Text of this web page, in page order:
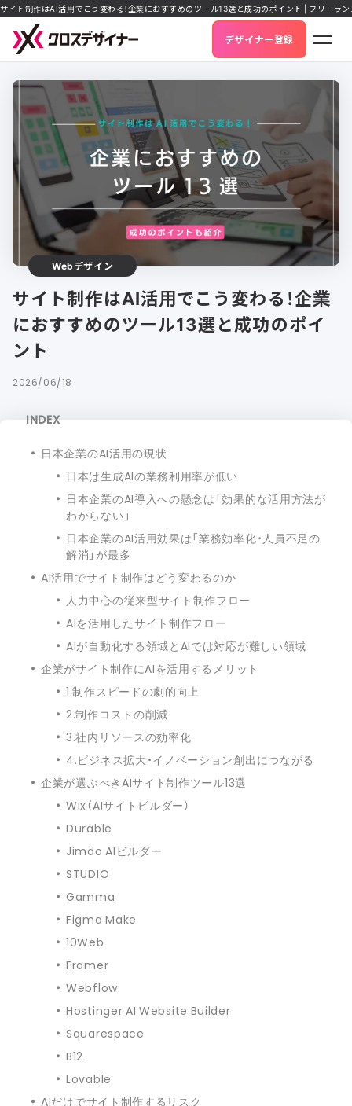
サイト制作はAI活用でこう変わる！企業におすすめのツール13選と成功のポイント | フリーラ
デザイナー登録
Webデザイン
サイト制作はAI活用でこう変わる！企業
におすすめのツール13選と成功のポイ
ント
2026/06/18
INDEX
日本企業のAI活用の現状
日本は生成AIの業務利用率が低い
日本企業のAI導入への懸念は「効果的な活用方法が
わからない」
日本企業のAI活用効果は「業務効率化・人員不足の
解消」が最多
AI活用でサイト制作はどう変わるのか
人力中心の従来型サイト制作フロー
AIを活用したサイト制作フロー
AIが自動化する領域とAIでは対応が難しい領域
企業がサイト制作にAIを活用するメリット
1.制作スピードの劇的向上
2.制作コストの削減
3.社内リソースの効率化
4.ビジネス拡大・イノベーション創出につながる
企業が選ぶべきAIサイト制作ツール13選
Wix（AIサイトビルダー）
Durable
Jimdo AIビルダー
STUDIO
Gamma
Figma Make
10Web
Framer
Webflow
Hostinger AI Website Builder
Squarespace
B12
Lovable
AIだけでサイト制作するリスク